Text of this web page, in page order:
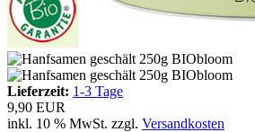
Lieferzeit: 1-3 Tage
9,90 EUR
inkl. 10 % MwSt. zzgl. Versandkosten